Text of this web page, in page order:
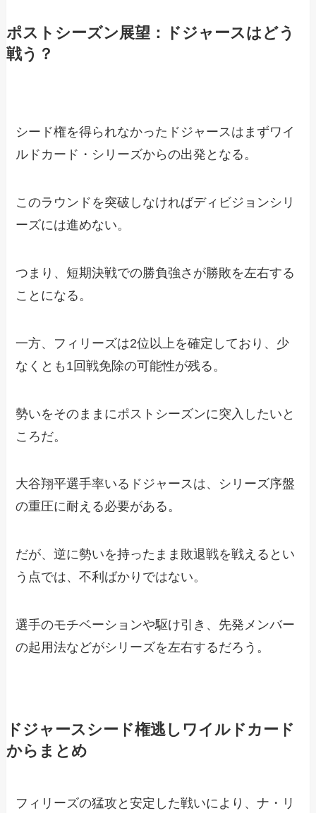
ポストシーズン展望：ドジャースはどう
戦う？
シード権を得られなかったドジャースはまずワイ
ルドカード・シリーズからの出発となる。
このラウンドを突破しなければディビジョンシリ
ーズには進めない。
つまり、短期決戦での勝負強さが勝敗を左右する
ことになる。
一方、フィリーズは2位以上を確定しており、少
なくとも1回戦免除の可能性が残る。
勢いをそのままにポストシーズンに突入したいと
ころだ。
大谷翔平選手率いるドジャースは、シリーズ序盤
の重圧に耐える必要がある。
だが、逆に勢いを持ったまま敗退戦を戦えるとい
う点では、不利ばかりではない。
選手のモチベーションや駆け引き、先発メンバー
の起用法などがシリーズを左右するだろう。
ドジャースシード権逃しワイルドカード
からまとめ
フィリーズの猛攻と安定した戦いにより、ナ・リ